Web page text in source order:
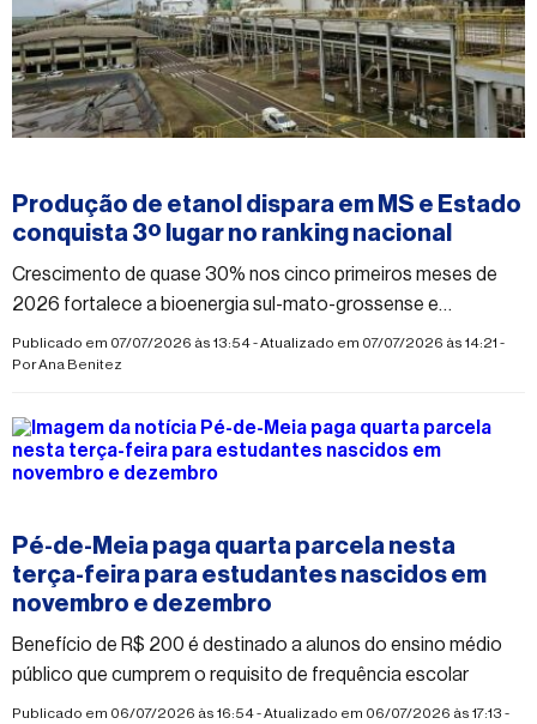
Produção de etanol dispara em MS e Estado
conquista 3º lugar no ranking nacional
Crescimento de quase 30% nos cinco primeiros meses de
2026 fortalece a bioenergia sul-mato-grossense e
impulsiona o setor sucroenergético
Publicado em 07/07/2026 às 13:54 - Atualizado em 07/07/2026 às 14:21 -
PorAna Benitez
Pé-de-Meia paga quarta parcela nesta
terça-feira para estudantes nascidos em
novembro e dezembro
Benefício de R$ 200 é destinado a alunos do ensino médio
público que cumprem o requisito de frequência escolar
Publicado em 06/07/2026 às 16:54 - Atualizado em 06/07/2026 às 17:13 -